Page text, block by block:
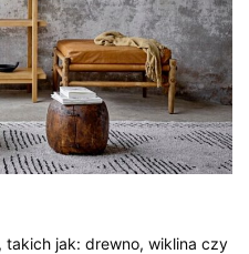
takich jak: drewno, wiklina czy